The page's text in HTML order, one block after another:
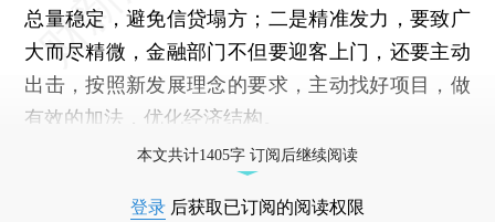
总量稳定，避免信贷塌方；二是精准发力，要致广
大而尽精微，金融部门不但要迎客上门，还要主动
出击，按照新发展理念的要求，主动找好项目，做
有效的加法，优化经济结构。
本文共计1405字 订阅后继续阅读
登录 后获取已订阅的阅读权限